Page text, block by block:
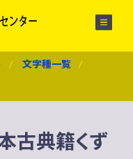
文字種一覧
本古典籍くず